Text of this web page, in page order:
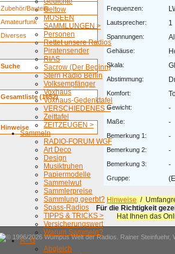
Geltow
MUSEEN
SAMMLUNGEN >
Personen
Rettet unsere Radios
Piratensender
RIAS
Sacrow (Der Beginn)
Stern Radio Berlin
Volksempfänger
Voxhaus
Voxhaus-Gedenktafel
VERSCHIEDENES >
Zeittafel
ZEITZEUGEN >
Sammeln
RADIO-FORUM WGF
Art Deco
Design
Musiktruhen
Papiermodelle
Sammelwut
Sammlerpreise
Sammlung geerbt?
Spass-Radios
TIPPS & TRICKS >
Versicherungswert
Warum Sammeln?
A - G
Abgleich
Zubehör/Bauteile
Amateurfunk
Diverses
Suche
Gesamtliste (1652)
Hinweise
Frequenzen:
Lautsprecher: 1
Spannungen:
Gehäuse:
Skala:
Abstimmung:
Komfort:
Gewicht: -
Maße: -
Bemerkung 1: -
Bemerkung 2: -
Bemerkung 3: -
Gruppe:
Hinweise /
Für die Richtigkeit
Hat Ihnen das
© 1996/2026 Wumpus Welt der Radios. Rainer Steinfuehr,